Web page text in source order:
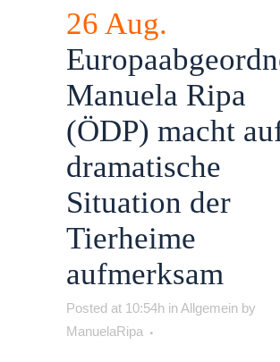
26 Aug.
Manuela Ripa
(ÖDP) macht
dramatische
Situation der
Tierheime
aufmerksam
Posted at 10:54h inAllgemein by
ManuelaRipa